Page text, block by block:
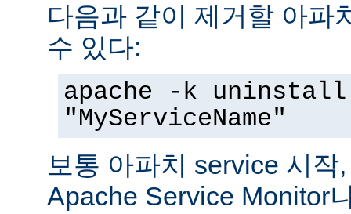
다음과 같이 제거할 아파
수 있다:
apache -k
"MyServiceName"
보통 아파치 service 시작
Apache Service Monitor